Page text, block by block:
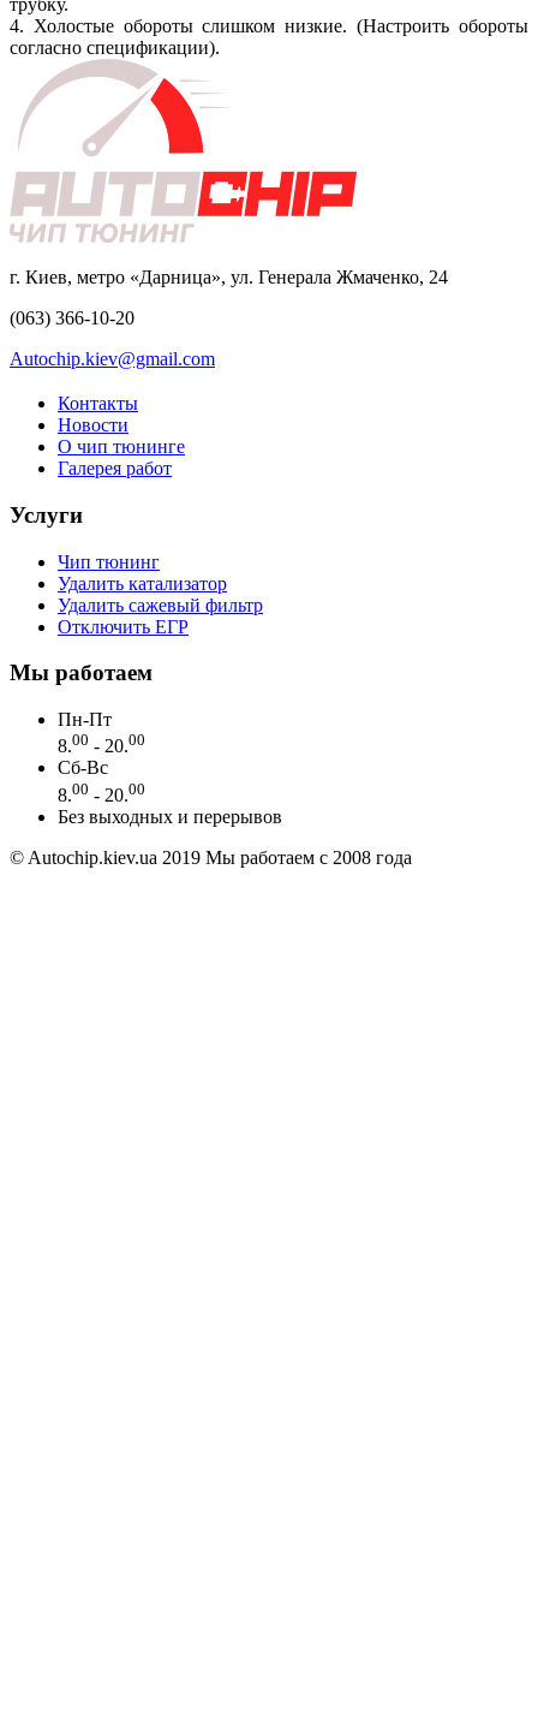
трубку.
4. Холостые обороты слишком низкие. (Настроить обороты
согласно спецификации).
г. Киев, метро «Дарница», ул. Генерала Жмаченко, 24
(063) 366-10-20
Autochip.kiev@gmail.com
Контакты
Новости
О чип тюнинге
Галерея работ
Услуги
Чип тюнинг
Удалить катализатор
Удалить сажевый фильтр
Отключить ЕГР
Мы работаем
Пн-Пт
8.00 - 20.00
Сб-Вс
8.00 - 20.00
Без выходных и перерывов
© Autochip.kiev.ua 2019 Мы работаем с 2008 года